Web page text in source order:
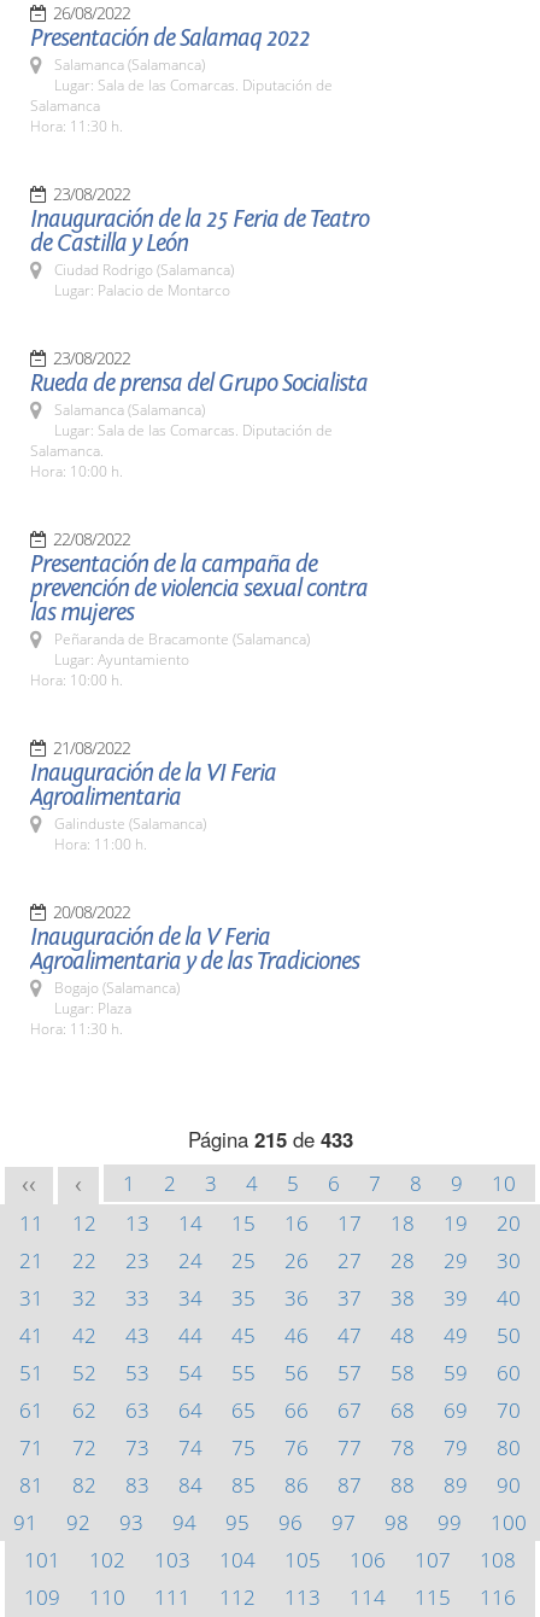
26/08/2022
Presentación de Salamaq 2022
Salamanca (Salamanca)
Lugar: Sala de las Comarcas. Diputación de
Salamanca
Hora: 11:30 h.
23/08/2022
Inauguración de la 25 Feria de Teatro
de Castilla y León
Ciudad Rodrigo (Salamanca)
Lugar: Palacio de Montarco
23/08/2022
Rueda de prensa del Grupo Socialista
Salamanca (Salamanca)
Lugar: Sala de las Comarcas. Diputación de
Salamanca.
Hora: 10:00 h.
22/08/2022
Presentación de la campaña de
prevención de violencia sexual contra
las mujeres
Peñaranda de Bracamonte (Salamanca)
Lugar: Ayuntamiento
Hora: 10:00 h.
21/08/2022
Inauguración de la VI Feria
Agroalimentaria
Galinduste (Salamanca)
Hora: 11:00 h.
20/08/2022
Inauguración de la V Feria
Agroalimentaria y de las Tradiciones
Bogajo (Salamanca)
Lugar: Plaza
Hora: 11:30 h.
Página 215de 433
<< < 1 2 3 4 5 6 7 8 9
10
11
12 13 14 15 16 17 18 19
20
21
22 23 24 25 26 27 28 29
30
31
32 33 34 35 36 37 38 39
40
41
42 43 44 45 46 47 48 49
50
51
52 53 54 55 56 57 58 59
60
61
62 63 64 65 66 67 68 69
70
71
72 73 74 75 76 77 78 79
80
81
82 83 84 85 86 87 88 89
90
91
92 93 94 95 96 97 98 99
100
101
102 103 104 105 106 107
108
109
110 111 112 113 114 115
116